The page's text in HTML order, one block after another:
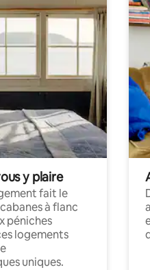
y plaire
fait le
à flanc
péniches
logements
uniques.